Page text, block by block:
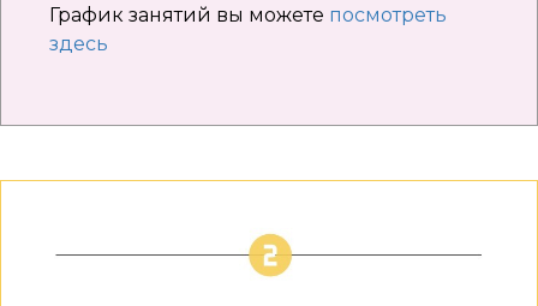
График занятий вы можете посмотреть
здесь